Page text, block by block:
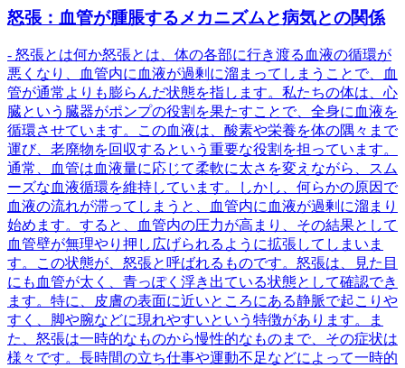
怒張：血管が腫脹するメカニズムと病気との関係
- 怒張とは何か怒張とは、体の各部に行き渡る血液の循環が
悪くなり、血管内に血液が過剰に溜まってしまうことで、血
管が通常よりも膨らんだ状態を指します。私たちの体は、心
臓という臓器がポンプの役割を果たすことで、全身に血液を
循環させています。この血液は、酸素や栄養を体の隅々まで
運び、老廃物を回収するという重要な役割を担っています。
通常、血管は血液量に応じて柔軟に太さを変えながら、スム
ーズな血液循環を維持しています。しかし、何らかの原因で
血液の流れが滞ってしまうと、血管内に血液が過剰に溜まり
始めます。すると、血管内の圧力が高まり、その結果として
血管壁が無理やり押し広げられるように拡張してしまいま
す。この状態が、怒張と呼ばれるものです。怒張は、見た目
にも血管が太く、青っぽく浮き出ている状態として確認でき
ます。特に、皮膚の表面に近いところにある静脈で起こりや
すく、脚や腕などに現れやすいという特徴があります。ま
た、怒張は一時的なものから慢性的なものまで、その症状は
様々です。長時間の立ち仕事や運動不足などによって一時的